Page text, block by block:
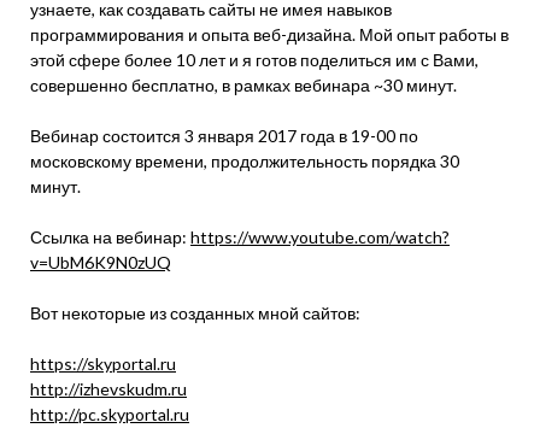
узнаете, как создавать сайты не имея навыков
программирования и опыта веб-дизайна. Мой опыт работы в
этой сфере более 10 лет и я готов поделиться им с Вами,
совершенно бесплатно, в рамках вебинара ~30 минут.
Вебинар состоится 3 января 2017 года в 19-00 по
московскому времени, продолжительность порядка 30
минут.
Ссылка на вебинар: https://www.youtube.com/watch?
v=UbM6K9N0zUQ
Вот некоторые из созданных мной сайтов:
https://skyportal.ru
http://izhevskudm.ru
http://pc.skyportal.ru